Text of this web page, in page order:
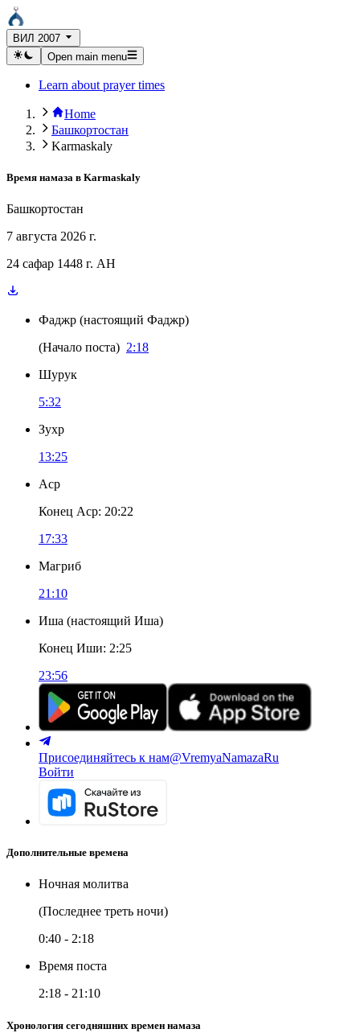
ВИЛ 2007
Open main menu
Learn about prayer times
Home
Башкортостан
Karmaskaly
Время намаза в Karmaskaly
Башкортостан
7 августа 2026 г.
24 сафар 1448 г. AH
Фаджр (настоящий Фаджр)
(Начало поста) 2:18
Шурук
5:32
Зухр
13:25
Аср
Конец Аср: 20:22
17:33
Магриб
21:10
Иша (настоящий Иша)
Конец Иши: 2:25
23:56
Присоединяйтесь к нам@VremyaNamazaRu
Войти
Дополнительные времена
Ночная молитва
(Последнее треть ночи)
0:40 - 2:18
Время поста
2:18 - 21:10
Хронология сегодняшних времен намаза